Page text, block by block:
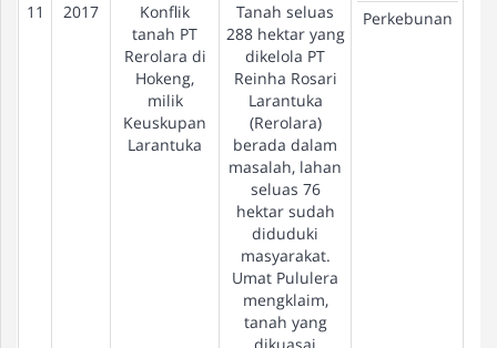
11
2017
Konflik
tanah PT
Rerolara di
Hokeng,
milik
Keuskupan
Larantuka
Tanah seluas
288 hektar yang
dikelola PT
Reinha Rosari
Larantuka
(Rerolara)
berada dalam
masalah, lahan
seluas 76
hektar sudah
diduduki
masyarakat.
Umat Pululera
mengklaim,
tanah yang
Perkebunan